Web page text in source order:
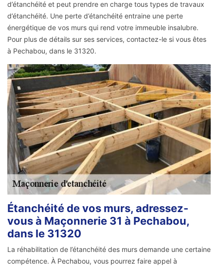
d’étanchéité et peut prendre en charge tous types de travaux
d’étanchéité. Une perte d’étanchéité entraine une perte
énergétique de vos murs qui rend votre immeuble insalubre.
Pour plus de détails sur ses services, contactez-le si vous êtes
à Pechabou, dans le 31320.
Étanchéité de vos murs, adressez-
vous à Maçonnerie 31 à Pechabou,
dans le 31320
La réhabilitation de l’étanchéité des murs demande une certaine
compétence. À Pechabou, vous pourrez faire appel à